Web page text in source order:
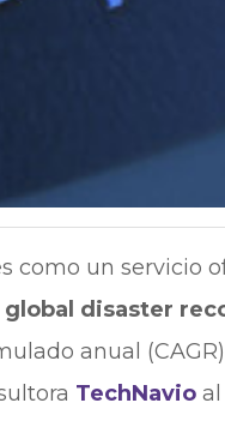
como un servicio
global disaster
anual
TechNavioal